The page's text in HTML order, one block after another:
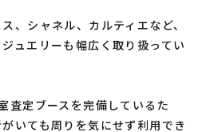
、シャネル、カルティエなど、
ュエリーも幅広く取り扱ってい
査定ブースを完備しているた
いても周りを気にせず利用でき